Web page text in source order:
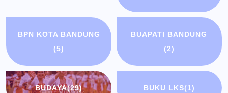
BPN KOTA BANDUNG
(5)
BUAPATI BANDUNG
(2)
BUDAYA(29) BUKU LKS(1)